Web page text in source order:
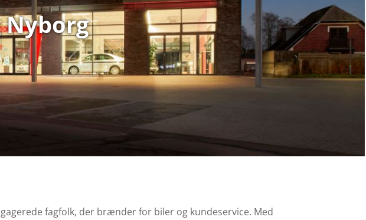
Nyborg
fagfolk, der brænder for biler og kundeservice. Med